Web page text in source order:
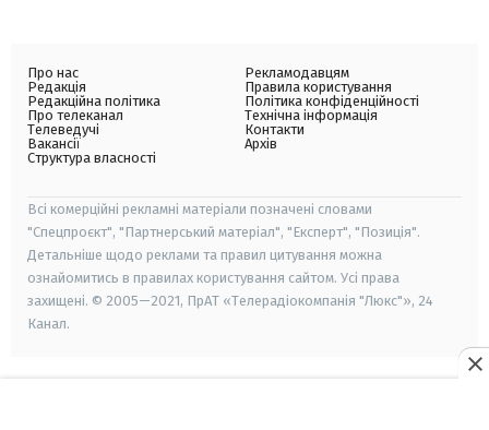
Про нас
Редакція
Редакційна політика
Про телеканал
Телеведучі
Вакансії
Структура власності
Рекламодавцям
Правила користування
Політика конфіденційності
Технічна інформація
Контакти
Архів
Всі комерційні рекламні матеріали позначені словами
"Спецпроєкт", "Партнерський матеріал", "Експерт", "Позиція".
Детальніше щодо реклами та правил цитування можна
ознайомитись в правилах користування сайтом. Усі права
захищені. © 2005—2021, ПрАТ «Телерадіокомпанія "Люкс"», 24
Канал.